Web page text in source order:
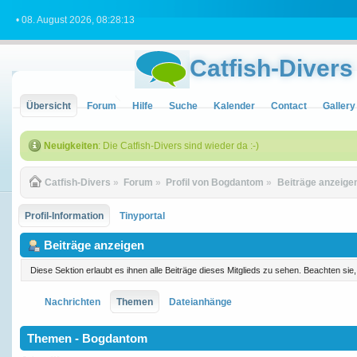
• 08. August 2026, 08:28:13
Catfish-Divers
Übersicht Forum Hilfe Suche Kalender Contact Gallery
Neuigkeiten: Die Catfish-Divers sind wieder da :-)
Catfish-Divers » Forum » Profil von Bogdantom » Beiträge
Profil-Information Tinyportal
Beiträge anzeigen
Diese Sektion erlaubt es ihnen alle Beiträge dieses Mitglieds zu sehen. Beachten
Nachrichten Themen Dateianhänge
Themen - Bogdantom